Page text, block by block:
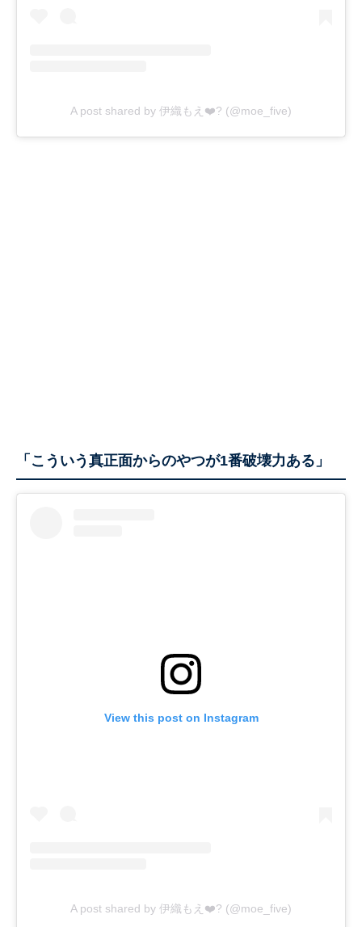
A post shared by 伊織もえ❤️‍? (@moe_five)
「こういう真正面からのやつが1番破壊力ある」
View this post on Instagram
A post shared by 伊織もえ❤️‍? (@moe_five)